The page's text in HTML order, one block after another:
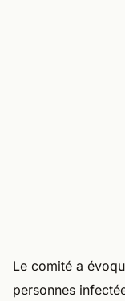
Le comité a
personnes